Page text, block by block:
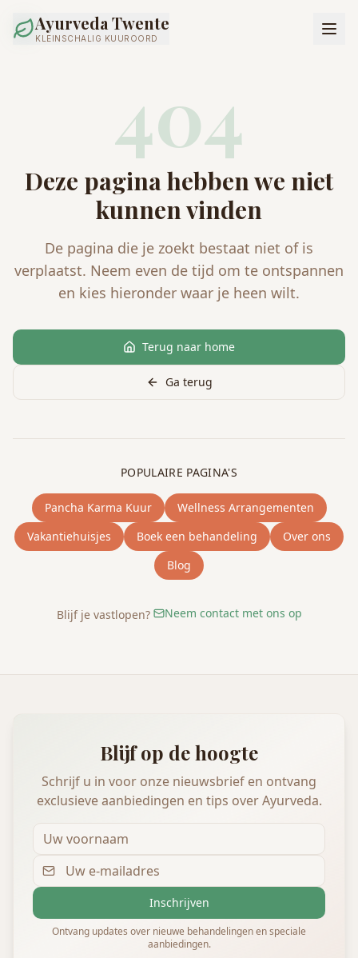
Ayurveda Twente
KLEINSCHALIG KUUROORD
404
Deze pagina hebben we niet
kunnen vinden
De pagina die je zoekt bestaat niet of is
verplaatst. Neem even de tijd om te ontspannen
en kies hieronder waar je heen wilt.
Terug naar home
Ga terug
POPULAIRE PAGINA'S
Pancha Karma Kuur
Wellness Arrangementen
Vakantiehuisjes
Boek een behandeling
Over ons
Blog
Blijf je vastlopen? Neem contact met ons op
Blijf op de hoogte
Schrijf u in voor onze nieuwsbrief en ontvang
exclusieve aanbiedingen en tips over Ayurveda.
Inschrijven
Ontvang updates over nieuwe behandelingen en speciale
aanbiedingen.